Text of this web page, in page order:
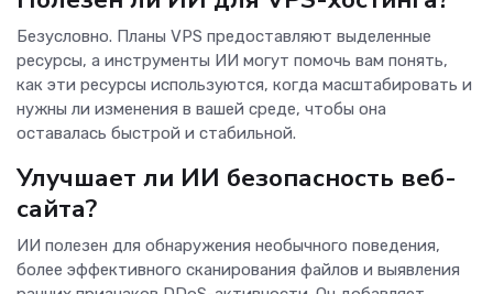
Безусловно. Планы VPS предоставляют выделенные
ресурсы, а инструменты ИИ могут помочь вам понять,
как эти ресурсы используются, когда масштабировать и
нужны ли изменения в вашей среде, чтобы она
оставалась быстрой и стабильной.
Улучшает ли ИИ безопасность веб-
сайта?
ИИ полезен для обнаружения необычного поведения,
более эффективного сканирования файлов и выявления